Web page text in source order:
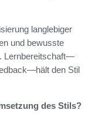
langlebiger
und bewusste
Lernbereitschaft—
den Stil
des Stils?